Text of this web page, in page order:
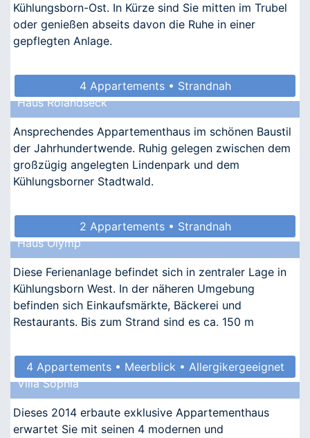
Kühlungsborn-Ost. In Kürze sind Sie mitten im Trubel
oder genießen abseits davon die Ruhe in einer
gepflegten Anlage.
4 Appartements • Strandnah
Haus Rolandseck
Ansprechendes Appartementhaus im schönen Baustil
der Jahrhundertwende. Ruhig gelegen zwischen dem
großzügig angelegten Lindenpark und dem
Kühlungsborner Stadtwald.
2 Appartements • Strandnah
Haus Olymp
Diese Ferienanlage befindet sich in zentraler Lage in
Kühlungsborn West. In der näheren Umgebung
befinden sich Einkaufsmärkte, Bäckerei und
Restaurants. Bis zum Strand sind es ca. 150 m
4 Appartements • Meerblick • Allergikergeeignet
Villa Sophia
Dieses 2014 erbaute exklusive Appartementhaus
erwartet Sie mit seinen 4 modernen und